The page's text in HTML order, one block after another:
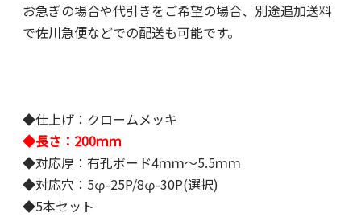
お急ぎの場合や代引きをご希望の場合、別途追加送料
で佐川急便などでの配送も可能です。
◆仕上げ：クロームメッキ
◆長さ：200ｍｍ
◆対応厚：有孔ボード4ｍｍ～5.5ｍｍ
◆対応穴：5φ-25P/8φ-30P(選択)
◆5本セット